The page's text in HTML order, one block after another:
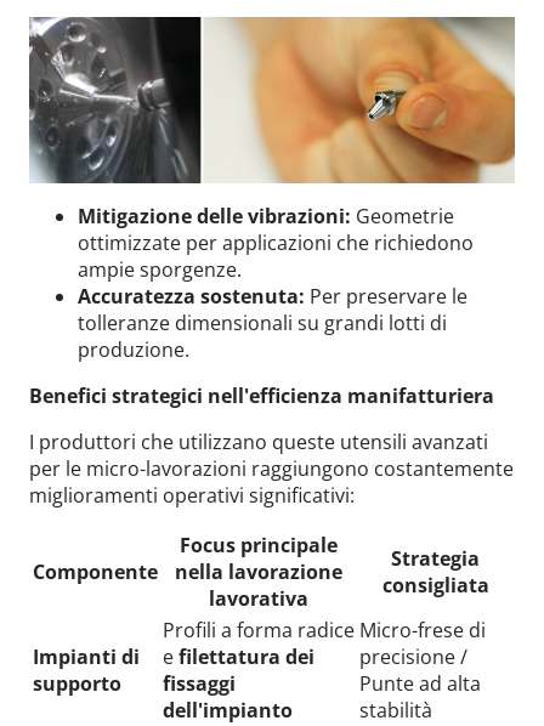
Mitigazione delle vibrazioni: Geometrie
ottimizzate per applicazioni che richiedono
ampie sporgenze.
Accuratezza sostenuta: Per preservare le
tolleranze dimensionali su grandi lotti di
produzione.
Benefici strategici nell'efficienza manifatturiera
I produttori che utilizzano queste utensili avanzati
per le micro-lavorazioni raggiungono costantemente
miglioramenti operativi significativi:
Componente
Focus principale
nella lavorazione
lavorativa
Strategia
consigliata
Impianti di
supporto
Profili a forma radice
efilettatura dei
fissaggi
dell'impianto
Micro-frese di
precisione /
Punte ad alta
stabilità